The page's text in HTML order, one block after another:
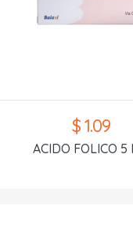
$ 1.09
ACIDO FOLICO 5